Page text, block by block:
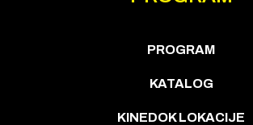
PROGRAM
KATALOG
KINEDOK LOKACIJE